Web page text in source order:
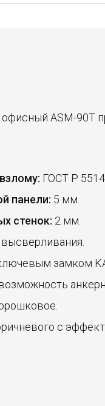
ASM-90T
ГОСТ Р
панели: 5 мм.
стенок: 2 мм.
замком
с